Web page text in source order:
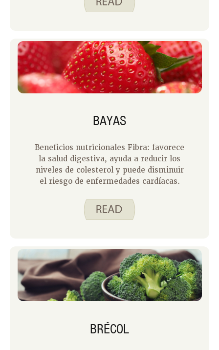
BAYAS
Beneficios nutricionales Fibra: favorece
la salud digestiva, ayuda a reducir los
niveles de colesterol y puede disminuir
el riesgo de enfermedades cardíacas.
BRÉCOL